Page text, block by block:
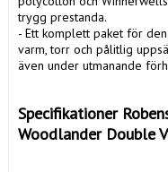
trygg prestanda.
- Ett komplett paket för
varm, torr och pålitlig
även under utmanande
Specifikationer
Woodlander Double